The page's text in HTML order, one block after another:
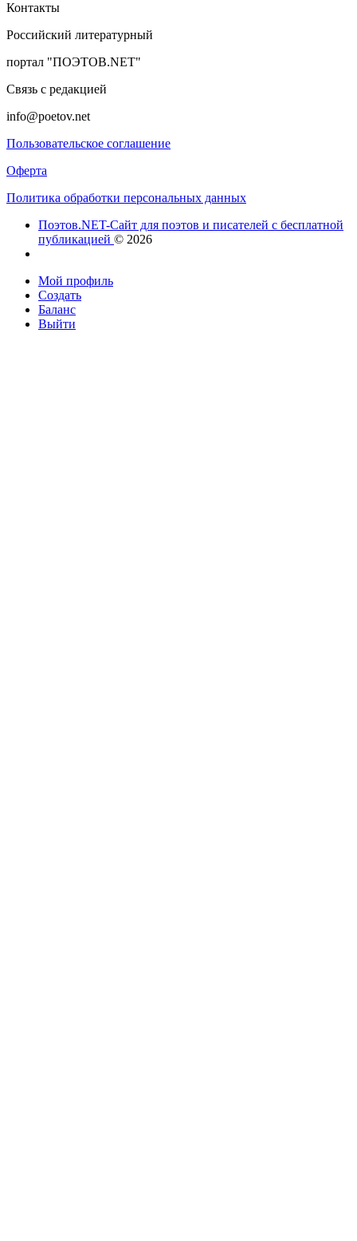
Контакты
Российский литературный
портал "ПОЭТОВ.NET"
Связь с редакцией
info@poetov.net
Пользовательское соглашение
Оферта
Политика обработки персональных данных
Поэтов.NET-Сайт для поэтов и писателей с бесплатной
публикацией © 2026
Мой профиль
Создать
Баланс
Выйти